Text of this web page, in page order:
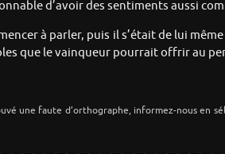
d’avoir des sentiments aussi
à parler, puis il s’était de lui
que le vainqueur pourrait offrir au
une faute d’orthographe, informez-nous en